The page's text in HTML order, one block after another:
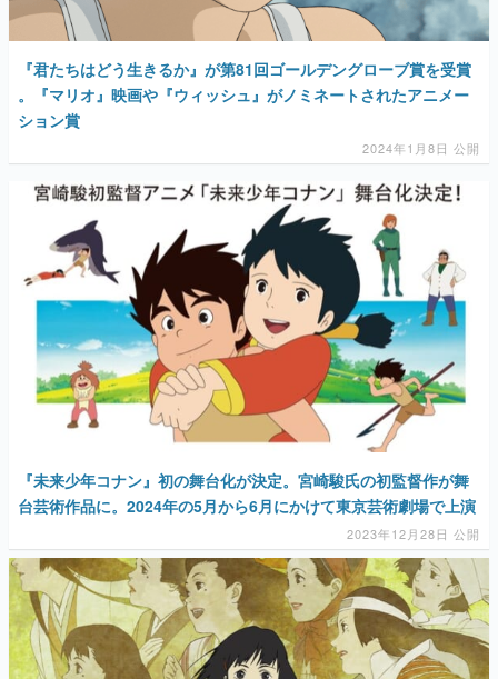
『君たちはどう生きるか』が第81回ゴールデングローブ賞を受賞
。『マリオ』映画や『ウィッシュ』がノミネートされたアニメー
ション賞
2024年1月8日 公開
『未来少年コナン』初の舞台化が決定。宮崎駿氏の初監督作が舞
台芸術作品に。2024年の5月から6月にかけて東京芸術劇場で上演
2023年12月28日 公開